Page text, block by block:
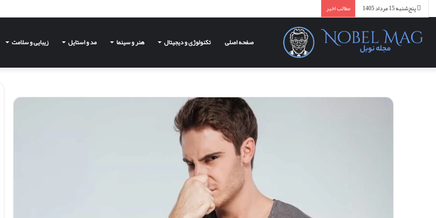
پنج‌شنبه 15 مرداد 1405 مطالب اخیر
صفحه اصلی تکنولوژی و دیجیتال هنر و سینما مد و استایل زیبایی و سلامت